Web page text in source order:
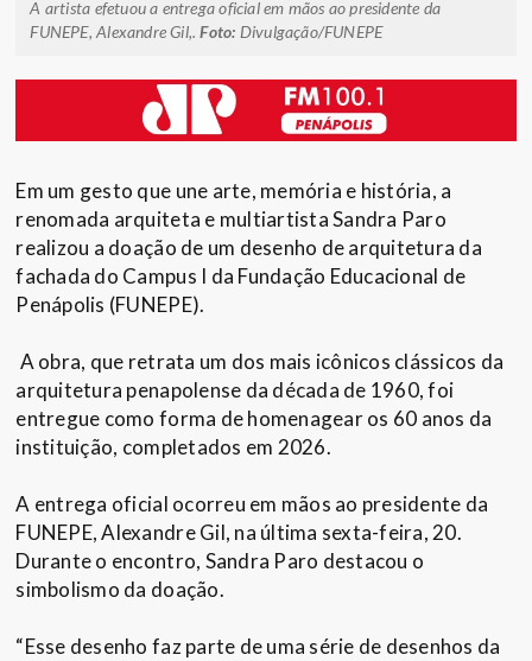
A artista efetuou a entrega oficial em mãos ao presidente da
FUNEPE, Alexandre Gil,.Foto: Divulgação/FUNEPE
Em um gesto que une arte, memória e história, a
renomada arquiteta e multiartista Sandra Paro
realizou a doação de um desenho de arquitetura da
fachada do Campus I da Fundação Educacional de
Penápolis (FUNEPE).
A obra, que retrata um dos mais icônicos clássicos da
arquitetura penapolense da década de 1960, foi
entregue como forma de homenagear os 60 anos da
instituição, completados em 2026.
A entrega oficial ocorreu em mãos ao presidente da
FUNEPE, Alexandre Gil, na última sexta-feira, 20.
Durante o encontro, Sandra Paro destacou o
simbolismo da doação.
“Esse desenho faz parte de uma série de desenhos da